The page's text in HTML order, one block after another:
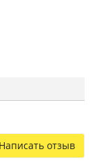
Написать отзыв